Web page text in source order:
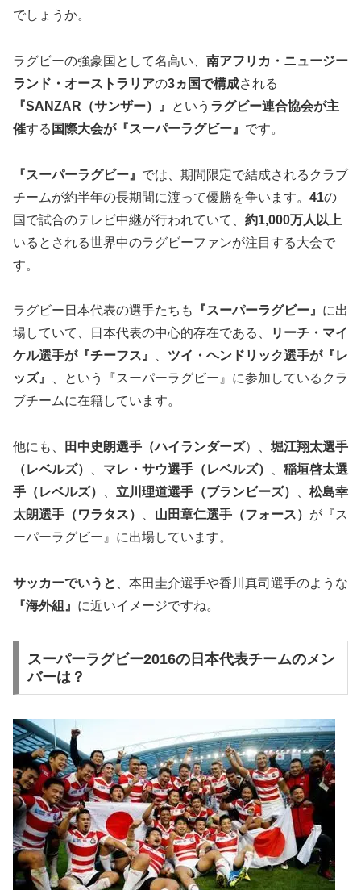
でしょうか。
ラグビーの強豪国として名高い、 南アフリカ・ニュージー
ランド・オーストラリアの3ヵ国で構成される
『SANZAR（サンザー）』
という ラグビー連合協会が主
催する 国際大会が『スーパーラグビー』 です。
『スーパーラグビー』 では、 期間限定で結成されるクラブ
チームが約半年の長期間に渡って優勝を争います。 41の
国で試合のテレビ中継が行われていて、 約1,000万人以上
いるとされる世界中のラグビーファンが注目する大会で
す。
ラグビー日本代表の選手たちも 『スーパーラグビー』 に出
場していて、日本代表の中心的存在である、
リーチ・マイ
ケル選手が『チーフス』
ツイ・ヘンドリック選手が『レ
ッズ』
、という『スーパーラグビー』に参加しているクラ
ブチームに在籍しています。
他にも、 田中史朗選手（ハイランダーズ）、 堀江翔太選手
（レベルズ）
マレ・サウ選手（レベルズ）
稲垣啓太選
手（レベルズ）
立川理道選手（ブランビーズ）
松島幸
太朗選手（ワラタス）
山田章仁選手（フォース） が『ス
ーパーラグビー』に出場しています。
サッカーでいうと
、本田圭介選手や香川真司選手のような
『海外組』 に近いイメージですね。
スーパーラグビー2016の日本代表チームのメン
バーは？